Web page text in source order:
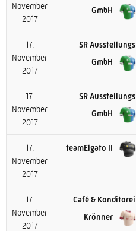
November
2017
GmbH
17.
November
2017
SR Ausstellungs
GmbH
17.
November
2017
SR Ausstellungs
GmbH
17.
November
2017
teamElgato II
17.
November
2017
Café & Konditorei
Krönner